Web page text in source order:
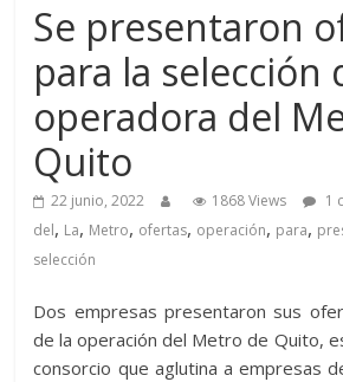
Se presentaron
para la selección
operadora del
Quito
22 junio, 2022 1868 Views 1
del, La, Metro, ofertas, operación, para,
selección
Dos empresas presentaron sus
de la operación del Metro de Quito,
consorcio que aglutina a empresas